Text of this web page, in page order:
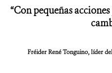
“Con pequeñas
Fréider René Tonguino, líder